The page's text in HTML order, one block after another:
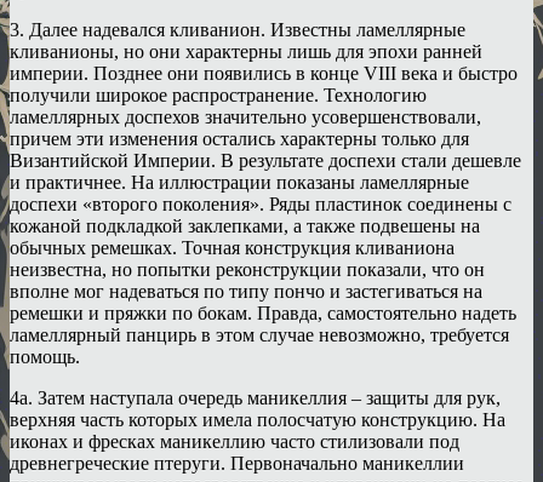
3. Далее надевался кливанион. Известны ламеллярные
кливанионы, но они характерны лишь для эпохи ранней
империи. Позднее они появились в конце VIII века и быстро
получили широкое распространение. Технологию
ламеллярных доспехов значительно усовершенствовали,
причем эти изменения остались характерны только для
Византийской Империи. В результате доспехи стали дешевле
и практичнее. На иллюстрации показаны ламеллярные
доспехи «второго поколения». Ряды пластинок соединены с
кожаной подкладкой заклепками, а также подвешены на
обычных ремешках. Точная конструкция кливаниона
неизвестна, но попытки реконструкции показали, что он
вполне мог надеваться по типу пончо и застегиваться на
ремешки и пряжки по бокам. Правда, самостоятельно надеть
ламеллярный панцирь в этом случае невозможно, требуется
помощь.
4a. Затем наступала очередь маникеллия – защиты для рук,
верхняя часть которых имела полосчатую конструкцию. На
иконах и фресках маникеллию часто стилизовали под
древнегреческие птеруги. Первоначально маникеллии